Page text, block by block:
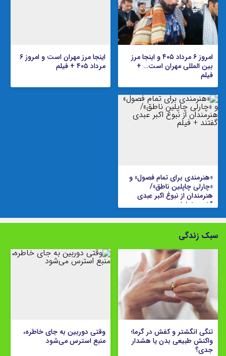
امروز ۶ مرداد ۴۰۵ و اینجا مرز
بین المللی مهران است… +
فیلم
اینجا مرز مهران است و امروز ۶
مرداد ۴۰۵ + فیلم
«هنرمندی برای تمام فصول» و
«چارلی چاپلین ناطق»/
هنرمندان از نبوغ اکبر عبدی
گفتند + فیلم
سبک زندگی
تنگی انگشتر و کفش در گرما؛
واکنش طبیعی بدن یا هشدار
جدی؟
وقتی دوربین به جای خاطره،
منبع استرس می‌شود